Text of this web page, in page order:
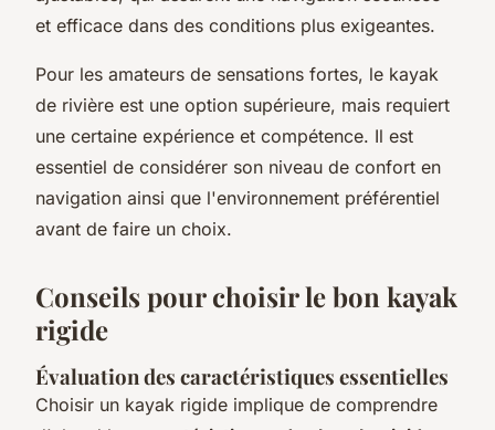
et efficace dans des conditions plus exigeantes.
Pour les amateurs de sensations fortes, le kayak
de rivière est une option supérieure, mais requiert
une certaine expérience et compétence. Il est
essentiel de considérer son niveau de confort en
navigation ainsi que l'environnement préférentiel
avant de faire un choix.
Conseils pour choisir le bon kayak
rigide
Évaluation des caractéristiques essentielles
Choisir un kayak rigide implique de comprendre